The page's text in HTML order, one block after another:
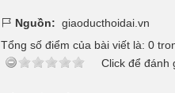
Nguồn: giaoducthoidai.vn
Tổng số điểm của bài viết là: 0
Click để đánh